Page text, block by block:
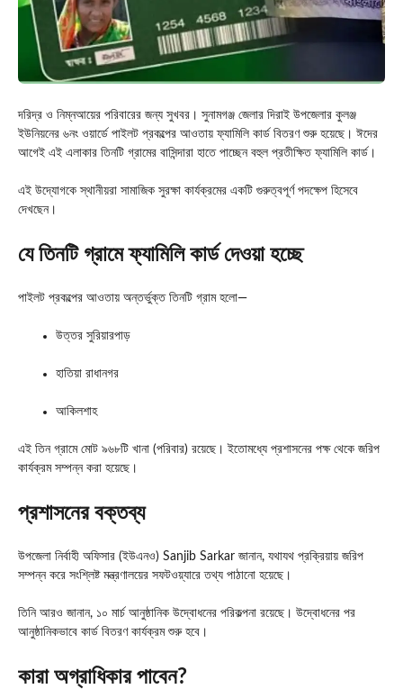
দরিদ্র ও নিম্নআয়ের পরিবারের জন্য সুখবর। সুনামগঞ্জ জেলার দিরাই উপজেলার কুলঞ্জ
ইউনিয়নের ৬নং ওয়ার্ডে পাইলট প্রকল্পের আওতায় ফ্যামিলি কার্ড বিতরণ শুরু হয়েছে। ঈদের
আগেই এই এলাকার তিনটি গ্রামের বাসিন্দারা হাতে পাচ্ছেন বহুল প্রতীক্ষিত ফ্যামিলি কার্ড।
এই উদ্যোগকে স্থানীয়রা সামাজিক সুরক্ষা কার্যক্রমের একটি গুরুত্বপূর্ণ পদক্ষেপ হিসেবে
দেখছেন।
যে তিনটি গ্রামে ফ্যামিলি কার্ড দেওয়া হচ্ছে
পাইলট প্রকল্পের আওতায় অন্তর্ভুক্ত তিনটি গ্রাম হলো—
উত্তর সুরিয়ারপাড়
হাতিয়া রাধানগর
আকিলশাহ
এই তিন গ্রামে মোট ৯৬৮টি খানা (পরিবার) রয়েছে। ইতোমধ্যে প্রশাসনের পক্ষ থেকে জরিপ
কার্যক্রম সম্পন্ন করা হয়েছে।
প্রশাসনের বক্তব্য
উপজেলা নির্বাহী অফিসার (ইউএনও) Sanjib Sarkar জানান, যথাযথ প্রক্রিয়ায় জরিপ
সম্পন্ন করে সংশ্লিষ্ট মন্ত্রণালয়ের সফটওয়্যারে তথ্য পাঠানো হয়েছে।
তিনি আরও জানান, ১০ মার্চ আনুষ্ঠানিক উদ্বোধনের পরিকল্পনা রয়েছে। উদ্বোধনের পর
আনুষ্ঠানিকভাবে কার্ড বিতরণ কার্যক্রম শুরু হবে।
কারা অগ্রাধিকার পাবেন?